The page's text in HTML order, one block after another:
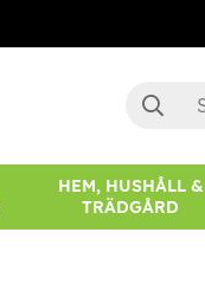
HEM, HUSHÅLL &
TRÄDGÅRD